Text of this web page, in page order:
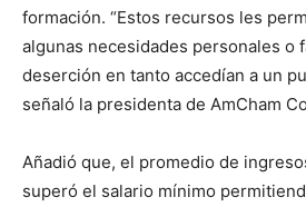
formación. “Estos recursos les
algunas necesidades personales o
deserción en tanto accedían a un
señaló la presidenta de AmCham
Añadió que, el promedio de
superó el salario mínimo